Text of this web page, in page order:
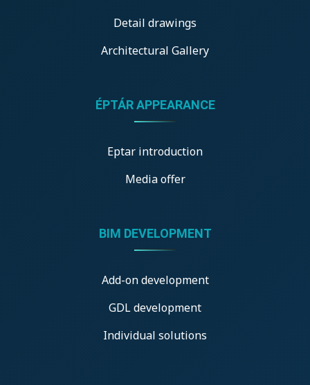
Detail drawings
Architectural Gallery
ÉPTÁR APPEARANCE
Eptar introduction
Media offer
BIM DEVELOPMENT
Add-on development
GDL development
Individual solutions